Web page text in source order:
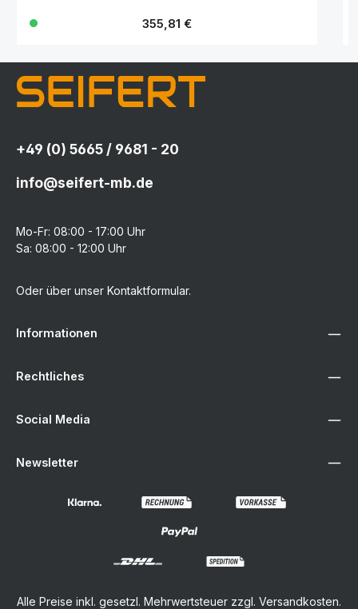
Regulärer Preis:
355,81 €
+49 (0) 5665 / 9681 - 20
info@seifert-mb.de
Mo-Fr: 08:00 - 17:00 Uhr
Sa: 08:00 - 12:00 Uhr
Oder über unser Kontaktformular.
Informationen
Rechtliches
Social Media
Newsletter
Alle Preise inkl. gesetzl. Mehrwertsteuer zzgl. Versandkosten.